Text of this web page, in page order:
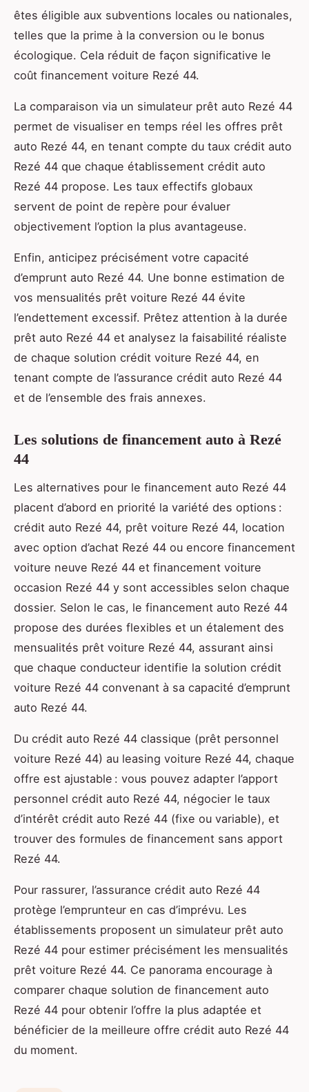
êtes éligible aux subventions locales ou nationales,
telles que la prime à la conversion ou le bonus
écologique. Cela réduit de façon significative le
coût financement voiture Rezé 44.
La comparaison via un simulateur prêt auto Rezé 44
permet de visualiser en temps réel les offres prêt
auto Rezé 44, en tenant compte du taux crédit auto
Rezé 44 que chaque établissement crédit auto
Rezé 44 propose. Les taux effectifs globaux
servent de point de repère pour évaluer
objectivement l’option la plus avantageuse.
Enfin, anticipez précisément votre capacité
d’emprunt auto Rezé 44. Une bonne estimation de
vos mensualités prêt voiture Rezé 44 évite
l’endettement excessif. Prêtez attention à la durée
prêt auto Rezé 44 et analysez la faisabilité réaliste
de chaque solution crédit voiture Rezé 44, en
tenant compte de l’assurance crédit auto Rezé 44
et de l’ensemble des frais annexes.
Les solutions de financement auto à Rezé
44
Les alternatives pour le financement auto Rezé 44
placent d’abord en priorité la variété des options :
crédit auto Rezé 44, prêt voiture Rezé 44, location
avec option d’achat Rezé 44 ou encore financement
voiture neuve Rezé 44 et financement voiture
occasion Rezé 44 y sont accessibles selon chaque
dossier. Selon le cas, le financement auto Rezé 44
propose des durées flexibles et un étalement des
mensualités prêt voiture Rezé 44, assurant ainsi
que chaque conducteur identifie la solution crédit
voiture Rezé 44 convenant à sa capacité d’emprunt
auto Rezé 44.
Du crédit auto Rezé 44 classique (prêt personnel
voiture Rezé 44) au leasing voiture Rezé 44, chaque
offre est ajustable : vous pouvez adapter l’apport
personnel crédit auto Rezé 44, négocier le taux
d’intérêt crédit auto Rezé 44 (fixe ou variable), et
trouver des formules de financement sans apport
Rezé 44.
Pour rassurer, l’assurance crédit auto Rezé 44
protège l’emprunteur en cas d’imprévu. Les
établissements proposent un simulateur prêt auto
Rezé 44 pour estimer précisément les mensualités
prêt voiture Rezé 44. Ce panorama encourage à
comparer chaque solution de financement auto
Rezé 44 pour obtenir l’offre la plus adaptée et
bénéficier de la meilleure offre crédit auto Rezé 44
du moment.